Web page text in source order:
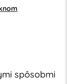
spôsobmi